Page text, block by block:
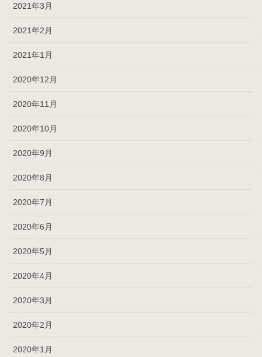
2021年3月
2021年2月
2021年1月
2020年12月
2020年11月
2020年10月
2020年9月
2020年8月
2020年7月
2020年6月
2020年5月
2020年4月
2020年3月
2020年2月
2020年1月